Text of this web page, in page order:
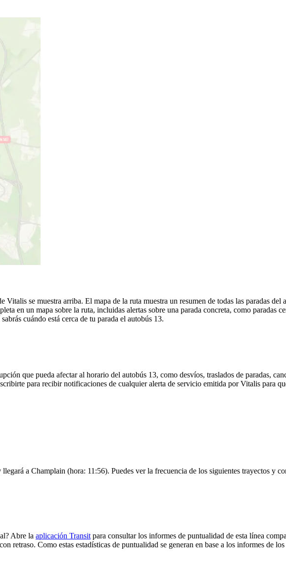
se muestra arriba. El mapa de la ruta muestra un resumen de todas las paradas
en un mapa sobre la ruta, incluidas alertas sobre una parada concreta, como paradas
cuándo está cerca de tu parada el autobús 13.
que pueda afectar al horario del autobús 13, como desvíos, traslados de paradas,
para recibir notificaciones de cualquier alerta de servicio emitida por Vitalis para
a Champlain (hora: 11:56). Puedes ver la frecuencia de los siguientes trayectos y
Abre la aplicación Transit para consultar los informes de puntualidad de esta línea
retraso. Como estas estadísticas de puntualidad se generan en base a los informes de